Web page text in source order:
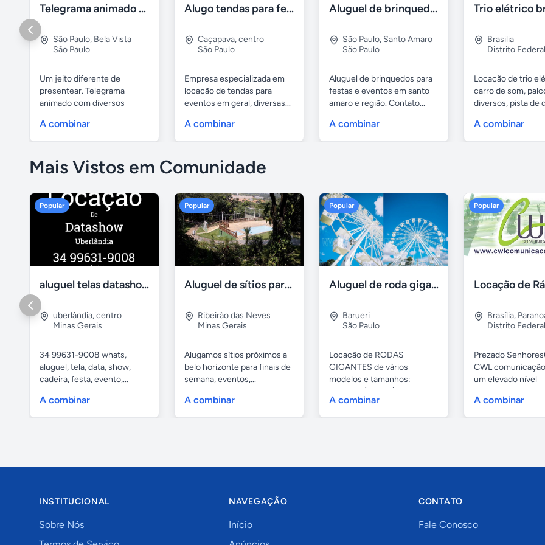
Telegrama animado - festas - presentes e eventos
São Paulo, Bela Vista
São Paulo
Um jeito diferente de
presentear. Telegrama
animado com diversos
A combinar
Alugo tendas para festa em caçapava e região
Caçapava,centro
São Paulo
Empresa especializada em
locação de tendas para
eventos em geral, diversas...
A combinar
Aluguel de brinquedos
São Paulo, Santo Amaro
São Paulo
Aluguel de brinquedos para
festas e eventos em santo
amaro e região. Contato...
A combinar
Trio elétrico
Brasilia
Distrito Federal
Locação de trio
carro de som,
diversos, pista de
A combinar
Mais Vistos em Comunidade
Popular
aluguel telas datashow cadeiras uberlândia
uberlândia,centro
Minas Gerais
34 99631-9008 whats,
aluguel, tela, data, show,
cadeira, festa, evento,...
A combinar
Popular
Aluguel de sítios para festas e eventos em BH
Ribeirão das Neves
Minas Gerais
Alugamos sítios próximos a
belo horizonte para finais de
semana, eventos,...
A combinar
Popular
Aluguel de roda gigante
Barueri
São Paulo
Locação de RODAS
GIGANTES de vários
modelos e tamanhos:
4,80mts (infantil), 6,...
A combinar
Popular
Brasília,
Distrito Federal
Prezado
CWL
um elevado nível
A combinar
INSTITUCIONAL
Sobre Nós
NAVEGAÇÃO
Início
CONTATO
Fale Conosco